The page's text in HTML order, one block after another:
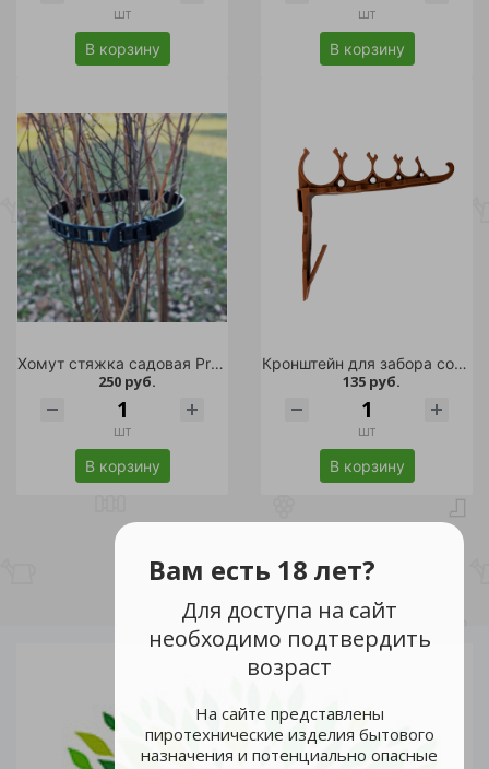
Вам есть 18 лет?
Для доступа на сайт
необходимо подтвердить
возраст
На сайте представлены
пиротехнические изделия бытового
назначения и потенциально опасные
шт
В корзину
шт
В корзину
Хомут стяжка садовая Protex (комплект 4шт)
250 руб.
шт
В корзину
Кронштейн для забора собранный (3 шт комплект)
135 руб.
шт
В корзину